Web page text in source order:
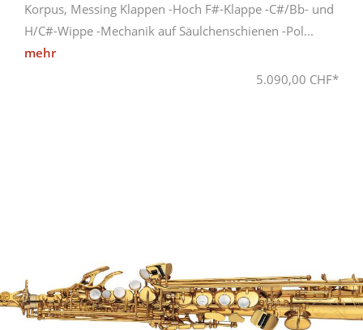
Korpus, Messing Klappen -Hoch F#-Klappe -C#/Bb- und
H/C#-Wippe -Mechanik auf Säulchenschienen -Pol...
mehr
5.090,00 CHF*